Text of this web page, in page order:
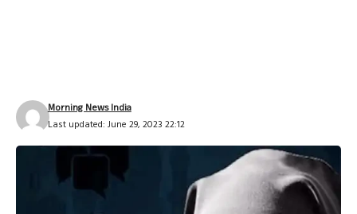
Last updated: June 29, 2023 22:12
Morning News India